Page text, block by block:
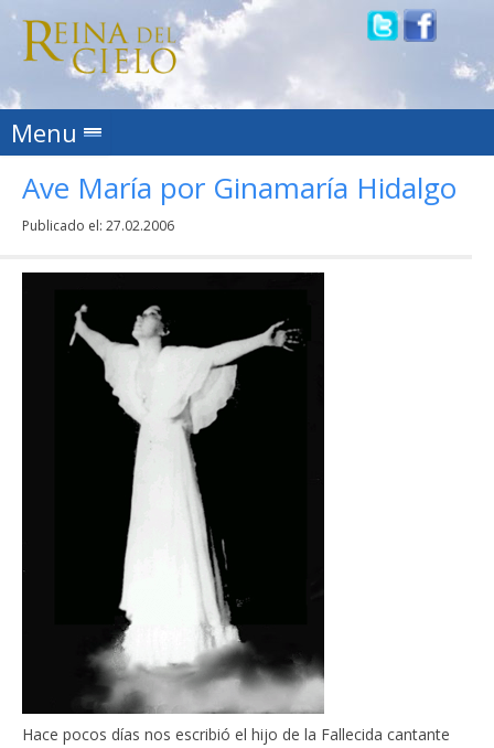
Menu Skip to content
Ave María por Ginamaría Hidalgo
Publicado el: 27.02.2006
Hace pocos días nos escribió el hijo de la Fallecida cantante